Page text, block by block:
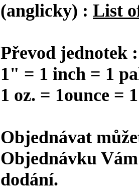
(anglicky) : List
Převod jednotek :
1" = 1 inch = 1
1 oz. = 1ounce =
Objednávat
Objednávku
dodání.